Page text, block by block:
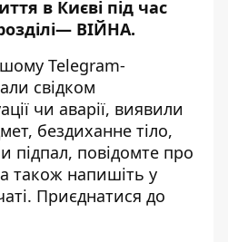
в Києві під час
ВІЙНА.
Telegram-
свідком
чи аварії, виявили
бездиханне тіло,
підпал, повідомте про
також напишіть у
Приєднатися до